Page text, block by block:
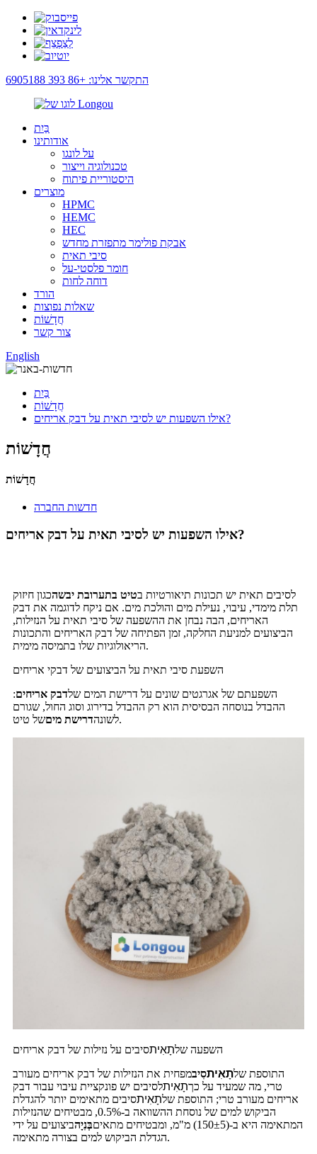
התקשר אלינו: +86 393 6905188
בַּיִת
אודותינו
על לונגו
טכנולוגיה וייצור
היסטוריית פיתוח
מוצרים
HPMC
HEMC
HEC
אבקת פולימר מתפזרת מחדש
סיבי תאית
חומר פלסטי-על
דוחה לחות
הורד
שאלות נפוצות
חֲדָשׁוֹת
צור קשר
English
בַּיִת
חֲדָשׁוֹת
אילו השפעות יש לסיבי תאית על דבק אריחים?
חֲדָשׁוֹת
חֲדָשׁוֹת
חדשות החברה
אילו השפעות יש לסיבי תאית על דבק אריחים?
לסיבים תאית יש תכונות תיאורטיות בטיט בתערובת יבשהכגון חיזוק
תלת מימדי, עיבוי, נעילת מים והולכת מים. אם ניקח לדוגמה את דבק
האריחים, הבה נבחן את ההשפעה של סיבי תאית על הנזילות,
הביצועים למניעת החלקה, זמן הפתיחה של דבק האריחים והתכונות
הריאולוגיות שלו בתמיסה מימית.
השפעת סיבי תאית על הביצועים של דבקי אריחים
השפעתם של אגרגטים שונים על דרישת המים שלדבק אריחים:
ההבדל בנוסחה הבסיסית הוא רק ההבדל בדירוג וסוג החול, שגורם
לשונהדרישת מים של טיט.
השפעה שלתָאִיתסיבים על נזילות של דבק אריחים
התוספת שלתָאִיתסִיבמפחית את הנזילות של דבק אריחים מעורב
טרי, מה שמעיד על כךתָאִיתלסיבים יש פונקציית עיבוי עבור דבק
אריחים מעורב טרי; התוספת שלתָאִיתסיבים מתאימים יותר להגדלת
הביקוש למים של נוסחת ההשוואה ב-0.5%, מבטיחים שהנזילות
המתאימה היא ב-(150±5) מ"מ, ומבטיחים מתאים
בְּנִיָהביצועים על ידי
הגדלת הביקוש למים בצורה מתאימה.